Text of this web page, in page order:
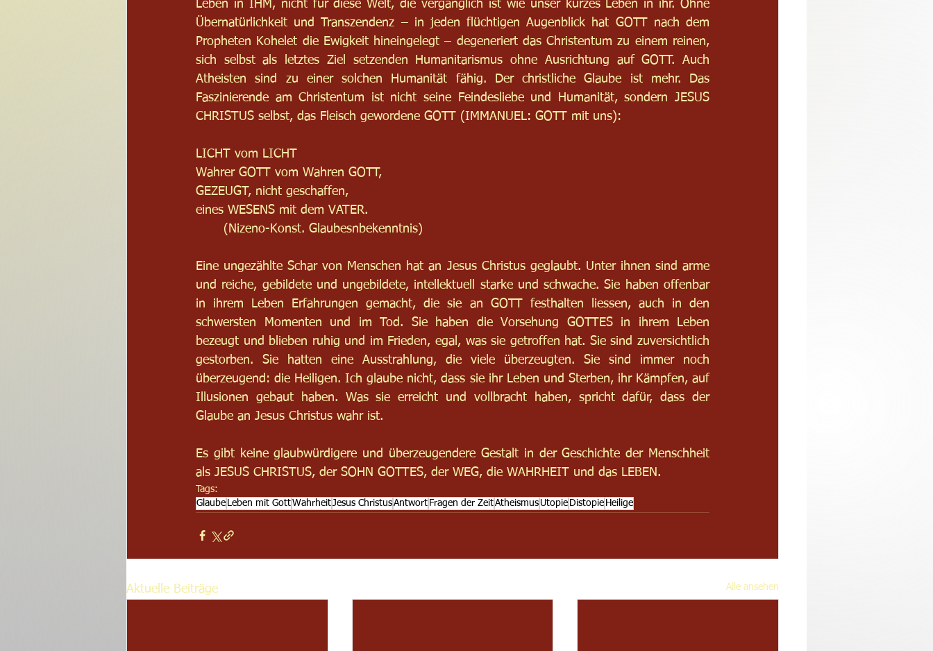
Leben in IHM, nicht für diese Welt, die vergänglich ist wie unser kurzes Leben in ihr. Ohne
Übernatürlichkeit und Transzendenz – in jeden flüchtigen Augenblick hat GOTT nach dem
Propheten Kohelet die Ewigkeit hineingelegt – degeneriert das Christentum zu einem reinen,
sich selbst als letztes Ziel setzenden Humanitarismus ohne Ausrichtung auf GOTT. Auch
Atheisten sind zu einer solchen Humanität fähig. Der christliche Glaube ist mehr. Das
Faszinierende am Christentum ist nicht seine Feindesliebe und Humanität, sondern JESUS
CHRISTUS selbst, das Fleisch gewordene GOTT (IMMANUEL: GOTT mit uns):
LICHT vom LICHT
Wahrer GOTT vom Wahren GOTT,
GEZEUGT, nicht geschaffen,
eines WESENS mit dem VATER.
	(Nizeno-Konst. Glaubesnbekenntnis)
Eine ungezählte Schar von Menschen hat an Jesus Christus geglaubt. Unter ihnen sind arme
und reiche, gebildete und ungebildete, intellektuell starke und schwache. Sie haben offenbar
in ihrem Leben Erfahrungen gemacht, die sie an GOTT festhalten liessen, auch in den
schwersten Momenten und im Tod. Sie haben die Vorsehung GOTTES in ihrem Leben
bezeugt und blieben ruhig und im Frieden, egal, was sie getroffen hat. Sie sind zuversichtlich
gestorben. Sie hatten eine Ausstrahlung, die viele überzeugten. Sie sind immer noch
überzeugend: die Heiligen. Ich glaube nicht, dass sie ihr Leben und Sterben, ihr Kämpfen, auf
Illusionen gebaut haben. Was sie erreicht und vollbracht haben, spricht dafür, dass der
Glaube an Jesus Christus wahr ist.
Es gibt keine glaubwürdigere und überzeugendere Gestalt in der Geschichte der Menschheit
als JESUS CHRISTUS, der SOHN GOTTES, der WEG, die WAHRHEIT und das LEBEN.
Tags:
Glaube
Leben mit GottWahrheitJesus ChristusAntwort Fragen der ZeitAtheismusUtopie Distopie Heilige
Aktuelle Beiträge Alle ansehen